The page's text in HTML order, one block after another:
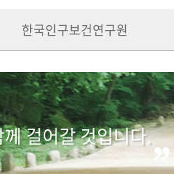
세계
한국인구보건연구원
걸어갈 것입니다.